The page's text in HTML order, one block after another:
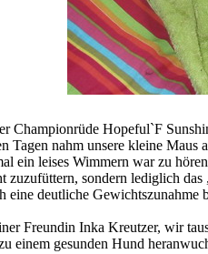
Championrüde Hopeful`F
Tagen nahm unsere kleine
ein leises Wimmern war zu
zuzufüttern, sondern lediglich
eine deutliche
Freundin Inka Kreutzer, wir
einem gesunden Hund